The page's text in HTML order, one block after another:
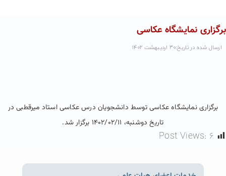
برگزاری نمایشگاه عکاسی
ارسال شده در تاریخ:۳۰ اردیبهشت ۱۴۰۲
برگزاری نمایشگاه عکاسی توسط دانشجویان درس عکاسی استاد میرقطبی در
تاریخ دوشنبه، ۱۴۰۲/۰۲/۱۱ برگزار شد.
Post Views: ۶